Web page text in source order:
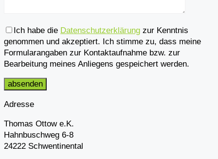
Ich habe die Datenschutzerklärung zur Kenntnis
genommen und akzeptiert. Ich stimme zu, dass meine
Formularangaben zur Kontaktaufnahme bzw. zur
Bearbeitung meines Anliegens gespeichert werden.
Adresse
Thomas Ottow e.K.
Hahnbuschweg 6-8
24222 Schwentinental